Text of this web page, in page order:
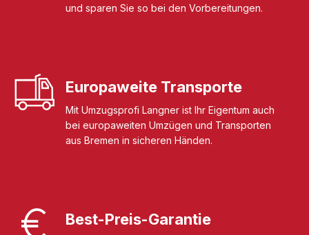
und sparen Sie so bei den Vorbereitungen.
Europaweite Transporte
Mit Umzugsprofi Langner ist Ihr Eigentum auch
bei europaweiten Umzügen und Transporten
aus Bremen in sicheren Händen.
Best-Preis-Garantie